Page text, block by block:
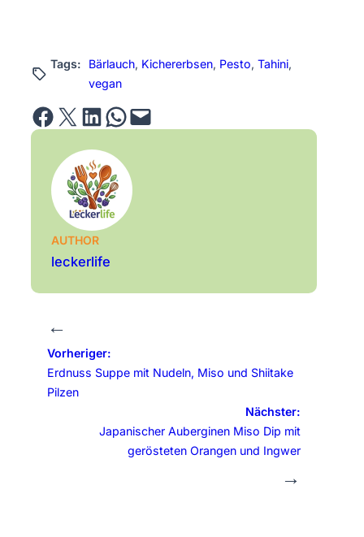
Tags: Bärlauch, Kichererbsen, Pesto, Tahini
vegan
Share on Facebook Email this Page Share on LinkedIn Share on WhatsApp Email this Page
AUTHOR
leckerlife
←
Vorheriger:
Erdnuss Suppe mit Nudeln, Miso und Shiitake
Pilzen
Nächster:
Japanischer Auberginen Miso Dip mit
gerösteten Orangen und Ingwer
→